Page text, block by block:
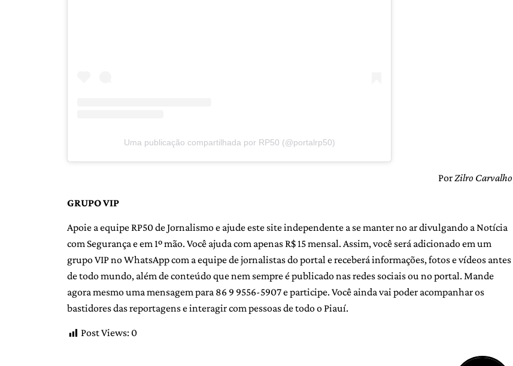
Uma publicação compartilhada por RP50 (@portalrp50)
PorZilro Carvalho
GRUPO VIP
Apoie a equipe RP50 de Jornalismo e ajude este site independente a se manter no ar divulgando a Notícia
com Segurança e em 1º mão. Você ajuda com apenas R$ 15 mensal. Assim, você será adicionado em um
grupo VIP no WhatsApp com a equipe de jornalistas do portal e receberá informações, fotos e vídeos antes
de todo mundo, além de conteúdo que nem sempre é publicado nas redes sociais ou no portal. Mande
agora mesmo uma mensagem para 86 9 9556-5907 e participe. Você ainda vai poder acompanhar os
bastidores das reportagens e interagir com pessoas de todo o Piauí.
Post Views: 0